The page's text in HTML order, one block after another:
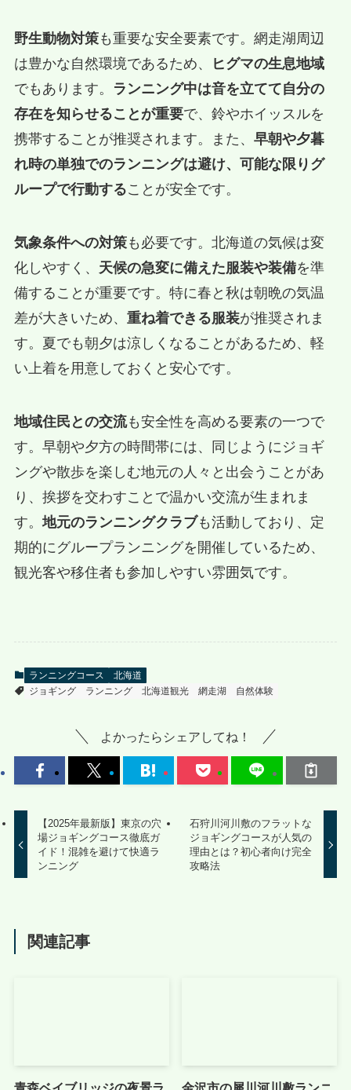
野生動物対策も重要な安全要素です。網走湖周辺
は豊かな自然環境であるため、
ヒグマの生息地域
でもあります。
ランニング中は音を立てて自分の
存在を知らせることが重要で、鈴やホイッスルを
携帯することが推奨されます。また、 早朝や夕暮
れ時の単独でのランニングは避け、可能な限りグ
ループで行動することが安全です。
気象条件への対策も必要です。北海道の気候は変
化しやすく、 天候の急変に備えた服装や装備を準
備することが重要です。特に春と秋は朝晩の気温
差が大きいため、 重ね着できる服装が推奨されま
す。夏でも朝夕は涼しくなることがあるため、軽
い上着を用意しておくと安心です。
地域住民との交流も安全性を高める要素の一つで
す。早朝や夕方の時間帯には、同じようにジョギ
ングや散歩を楽しむ地元の人々と出会うことがあ
り、挨拶を交わすことで温かい交流が生まれま
す。地元のランニングクラブも活動しており、定
期的にグループランニングを開催しているため、
観光客や移住者も参加しやすい雰囲気です。
ランニングコース
北海道
ジョギング
ランニング 北海道観光 網走湖 自然体験
よかったらシェアしてね！
【2025年最新版】東京の穴
場ジョギングコース徹底ガ
イド！混雑を避けて快適ラ
ンニング
石狩川河川敷のフラットな
ジョギングコースが人気の
理由とは？初心者向け完全
攻略法
関連記事